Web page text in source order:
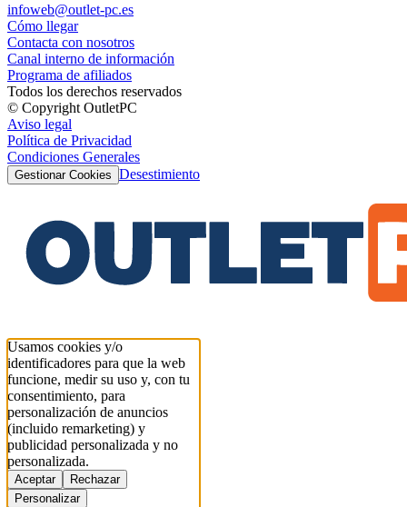
infoweb@outlet-pc.es
Cómo llegar
Contacta con nosotros
Canal interno de información
Programa de afiliados
Todos los derechos reservados
© Copyright OutletPC
Aviso legal
Política de Privacidad
Condiciones Generales
Gestionar Cookies Desestimiento
Usamos cookies y/o
identificadores para que la web
funcione, medir su uso y, con tu
consentimiento, para
personalización de anuncios
(incluido remarketing) y
publicidad personalizada y no
personalizada.
Aceptar
Rechazar
Personalizar